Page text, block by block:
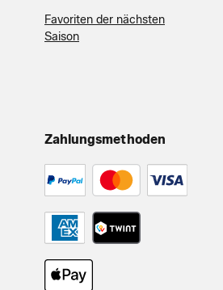
Favoriten der nächsten
Saison
Zahlungsmethoden